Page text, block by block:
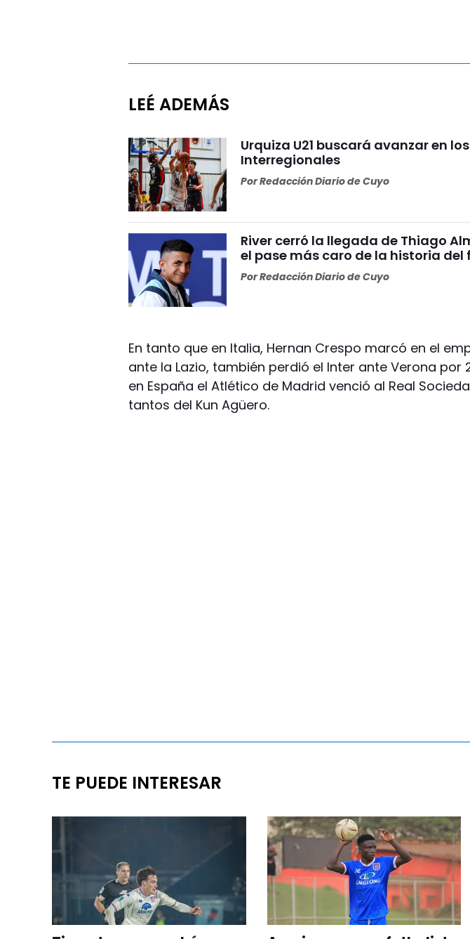
LEÉ ADEMÁS
Urquiza U21 buscará avanzar en
Interregionales
PorRedacción Diario de Cuyo
River cerró la llegada de Thiago
el pase más caro de la historia
PorRedacción Diario de Cuyo
En tanto que en Italia, Hernan Crespo marcó en el
ante la Lazio, también perdió el Inter ante Verona por
en España el Atlético de Madrid venció al Real
tantos del Kun Agüero.
TE PUEDE INTERESAR